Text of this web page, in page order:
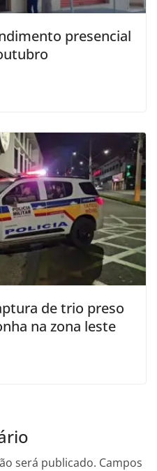
presencial
de trio preso
na zona leste
será publicado. Campos